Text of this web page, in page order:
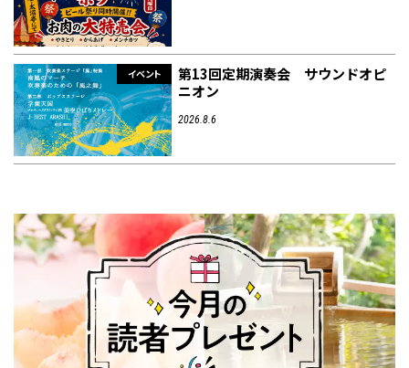
イベント
第13回定期演奏会 サウンドオピ
ニオン
2026.8.6